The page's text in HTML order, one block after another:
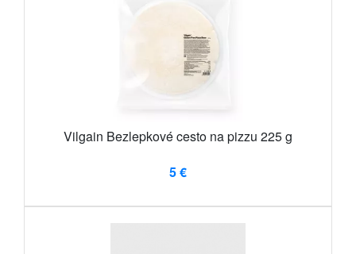
Vilgain Bezlepkové cesto na pizzu 225 g
5 €